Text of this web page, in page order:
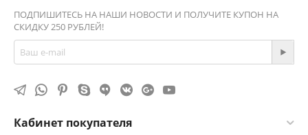
ПОДПИШИТЕСЬ НА НАШИ НОВОСТИ И ПОЛУЧИТЕ КУПОН НА
СКИДКУ 250 РУБЛЕЙ!
Кабинет покупателя